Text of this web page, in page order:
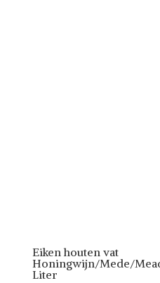
Eiken houten vat
Honingwijn/Mede/
Liter